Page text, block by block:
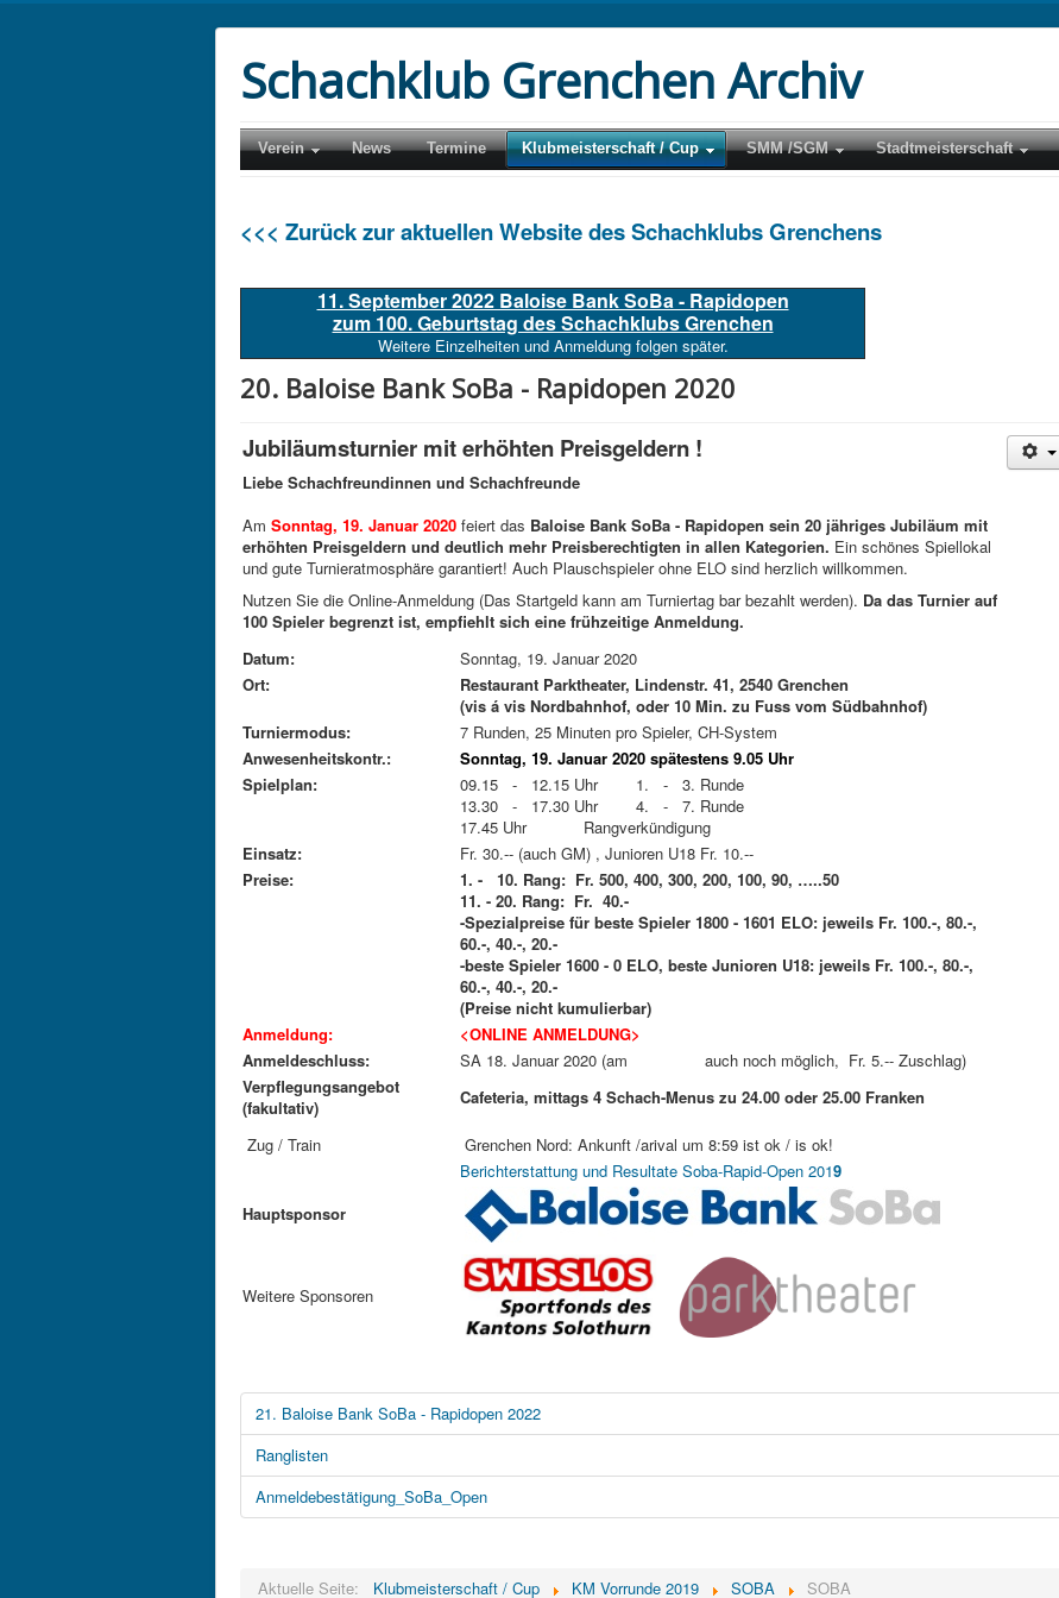
Schachklub Grenchen Archiv
Verein News Termine Klubmeisterschaft / Cup SMM /SGM Stadtmeisterschaft
<<< Zurück zur aktuellen Website des Schachklubs Grenchens
11. September 2022 Baloise Bank SoBa - Rapidopen
zum 100. Geburtstag des Schachklubs Grenchen
Weitere Einzelheiten und Anmeldung folgen später.
20. Baloise Bank SoBa - Rapidopen 2020
Jubiläumsturnier mit erhöhten Preisgeldern !
Liebe Schachfreundinnen und Schachfreunde
Am Sonntag, 19. Januar 2020 feiert das Baloise Bank SoBa - Rapidopen sein 20 jähriges Jubiläum mit
erhöhten Preisgeldern und deutlich mehr Preisberechtigten in allen Kategorien. Ein schönes Spiellokal
und gute Turnieratmosphäre garantiert! Auch Plauschspieler ohne ELO sind herzlich willkommen.
Nutzen Sie die Online-Anmeldung (Das Startgeld kann am Turniertag bar bezahlt werden). Da das Turnier auf
100 Spieler begrenzt ist, empfiehlt sich eine frühzeitige Anmeldung.
Datum:
Sonntag, 19. Januar 2020
Ort:
Restaurant Parktheater, Lindenstr. 41, 2540 Grenchen
(vis á vis Nordbahnhof, oder 10 Min. zu Fuss vom Südbahnhof)
Turniermodus:
7 Runden, 25 Minuten pro Spieler, CH-System
Anwesenheitskontr.:
Sonntag, 19. Januar 2020 spätestens 9.05 Uhr
Spielplan:
09.15 - 12.15 Uhr 1. - 3. Runde
13.30 - 17.30 Uhr 4. - 7. Runde
17.45 Uhr Rangverkündigung
Einsatz:
Fr. 30.-- (auch GM) , Junioren U18 Fr. 10.--
Preise:
1. - 10. Rang: Fr. 500, 400, 300, 200, 100, 90, …..50
11. - 20. Rang: Fr. 40.-
-Spezialpreise für beste Spieler 1800 - 1601 ELO: jeweils Fr. 100.-, 80.-,
60.-, 40.-, 20.-
-beste Spieler 1600 - 0 ELO, beste Junioren U18: jeweils Fr. 100.-, 80.-,
60.-, 40.-, 20.-
(Preise nicht kumulierbar)
Anmeldung:
<ONLINE ANMELDUNG>
Anmeldeschluss:
SA 18. Januar 2020 (am
auch noch möglich, Fr. 5.-- Zuschlag)
Verpflegungsangebot
(fakultativ)
Cafeteria, mittags 4 Schach-Menus zu 24.00 oder 25.00 Franken
Zug / Train
Grenchen Nord: Ankunft /arival um 8:59 ist ok / is ok!
Berichterstattung und Resultate Soba-Rapid-Open 2019
Hauptsponsor
Weitere Sponsoren
21. Baloise Bank SoBa - Rapidopen 2022
Ranglisten
Anmeldebestätigung_SoBa_Open
Aktuelle Seite: Klubmeisterschaft / Cup KM Vorrunde 2019 SOBA SOBA